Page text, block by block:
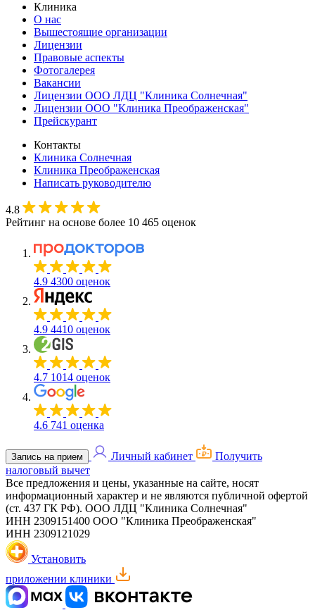
Клиника
О нас
Вышестоящие организации
Лицензии
Правовые аспекты
Фотогалерея
Вакансии
Лицензии ООО ЛДЦ "Клиника Солнечная"
Лицензии ООО "Клиника Преображенская"
Прейскурант
Контакты
Клиника Солнечная
Клиника Преображенская
Написать руководителю
4.8
Рейтинг на основе более 10 465 оценок
4.9 4300 оценок
4.9 4410 оценок
4.7 1014 оценок
4.6 741 оценка
Запись на прием Личный кабинет
Получить
налоговый вычет
Все предложения и цены, указанные на сайте, носят
информационный характер и не являются публичной офертой
(ст. 437 ГК РФ). ООО ЛДЦ "Клиника Солнечная"
ИНН 2309151400 ООО "Клиника Преображенская"
ИНН 2309121029
Установить
приложении клиники